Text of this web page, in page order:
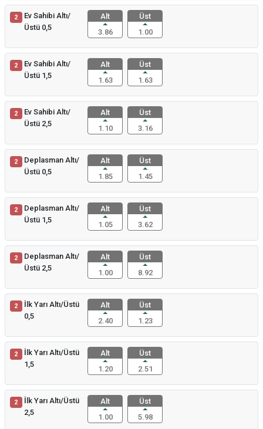
2
Ev Sahibi Altı/
Üstü 0,5
Alt
3.86
Üst
1.00
2
Ev Sahibi Altı/
Üstü 1,5
Alt
1.63
Üst
1.63
2
Ev Sahibi Altı/
Üstü 2,5
Alt
1.10
Üst
3.16
2
Deplasman Altı/
Üstü 0,5
Alt
1.85
Üst
1.45
2
Deplasman Altı/
Üstü 1,5
Alt
1.05
Üst
3.62
2
Deplasman Altı/
Üstü 2,5
Alt
1.00
Üst
8.92
2
İlk Yarı Altı/Üstü
0,5
Alt
2.40
Üst
1.23
2
İlk Yarı Altı/Üstü
1,5
Alt
1.20
Üst
2.51
2
İlk Yarı Altı/Üstü
2,5
Alt
1.00
Üst
5.98